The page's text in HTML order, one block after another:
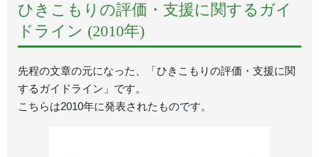
ひきこもりの評価・支援に関するガイ
ドライン (2010年)
先程の文章の元になった、「ひきこもりの評価・支援に関
するガイドライン」です。
こちらは2010年に発表されたものです。